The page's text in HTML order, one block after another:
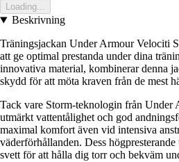
Loading...
Beskrivning
Träningsjackan Under Armour Velociti
att ge optimal prestanda under dina
innovativa material, kombinerar denna
skydd för att möta kraven från de mest
Tack vare Storm-teknologin från Under
utmärkt vattentålighet och god
maximal komfort även vid intensiva
väderförhållanden. Dess
svett för att hålla dig torr och bekväm